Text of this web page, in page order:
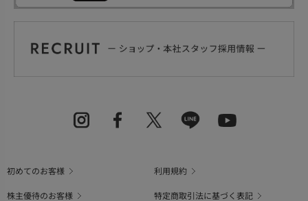
初めてのお客様
利用規約
株主優待のお客様
特定商取引法に基づく表記